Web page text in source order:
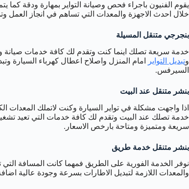
يقوم الفنيون باجراء فحص وصيانة التواير بمهارة ودقة كما
خلال احدث الاجهزة والمعدات التي تساهم في انجاز
بنجرجي متنقل المسيلة
خدمة سريعة تصلك اينما كنت وتقدم لك كافة خدمات صيانة
وتبديل التواير
امام المنزل واصلاح اعطال كهرباء السيارة
السيرفس.
بنشر متنقل عند البيت
اذا واجهت مشكلة في تواير السيارة وكنت لاتملك المعدات
خدمة تصلك عند البيت وتقدم لك كافة خدمات التي تعيد
سريعة ومتميزة ومتاحة بارخص الاسعار.
بنشر متنقل خدمة طريق
نوفر الخدمة الفورية على الطريق فمهما كانت المسافة
والمعدات اللازمة لتبديل الاطارات بسرعة وجودة عالية